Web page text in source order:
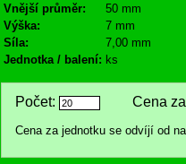
Vnější průměr:
50 mm
Výška:
7 mm
Síla:
7,00 mm
Jednotka / balení: ks
Počet: Cena za
Cena za jednotku se odvíjí od